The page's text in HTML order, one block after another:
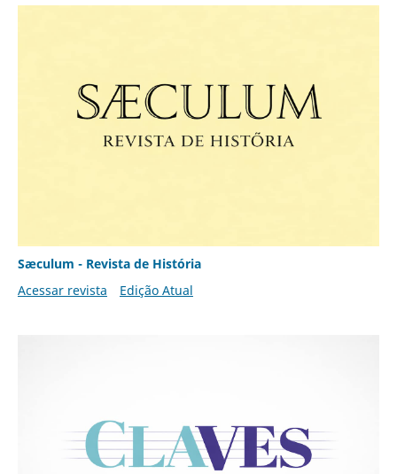
Sæculum - Revista de História
Acessar revista
Edição Atual